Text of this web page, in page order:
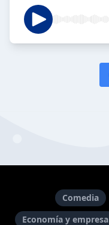
Comedia
Economía y empresa